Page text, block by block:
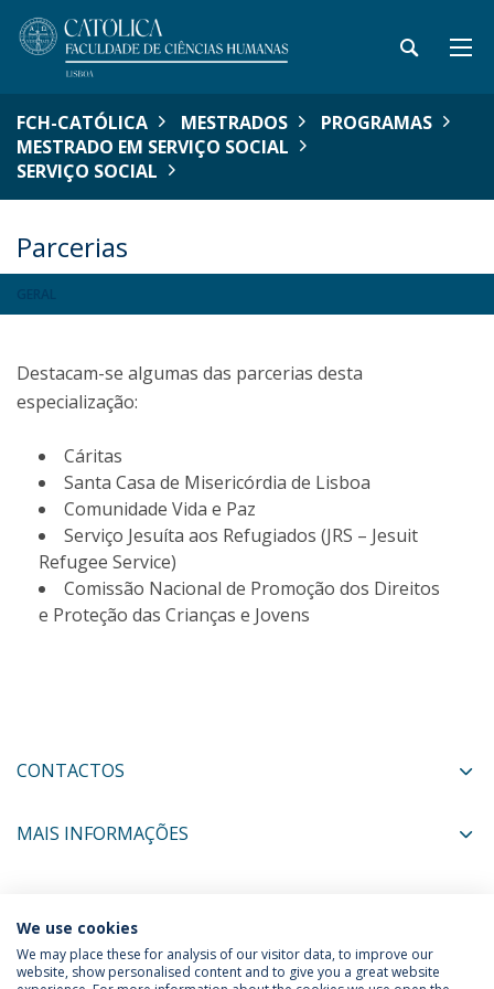
FCH-CATÓLICA MESTRADOS
PROGRAMAS
MESTRADO EM SERVIÇO SOCIAL
SERVIÇO SOCIAL
Parcerias
Destacam-se algumas das parcerias desta
especialização:
Cáritas
Santa Casa de Misericórdia de Lisboa
Comunidade Vida e Paz
Serviço Jesuíta aos Refugiados (JRS – Jesuit
Refugee Service)
Comissão Nacional de Promoção dos Direitos
e Proteção das Crianças e Jovens
CONTACTOS
MAIS INFORMAÇÕES
COORDENADORES
We use cookies
We may place these for analysis of our visitor data, to improve our
website, show personalised content and to give you a great website